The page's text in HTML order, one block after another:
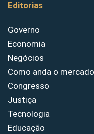
Editorias
Governo
Economia
Negócios
Como anda o mercado
Congresso
Justiça
Tecnologia
Educação